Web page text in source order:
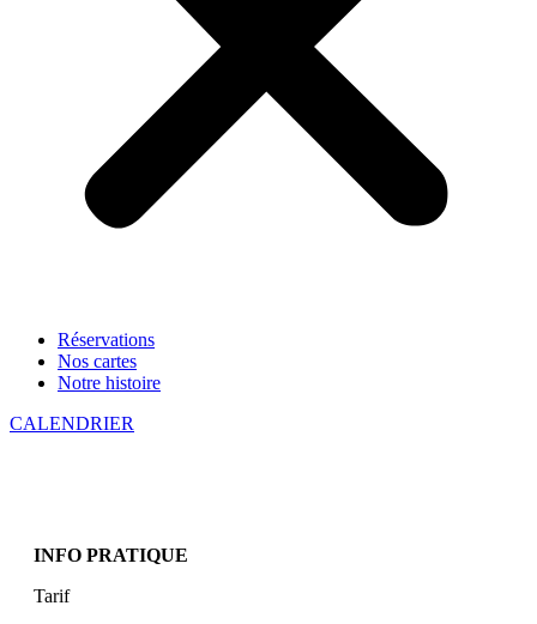
Réservations
Nos cartes
Notre histoire
CALENDRIER
INFO PRATIQUE
Tarif